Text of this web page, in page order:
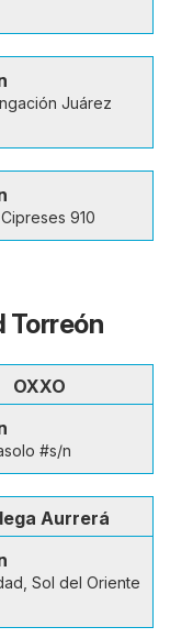
Juárez
910
Torreón
OXXO
#s/n
Aurrerá
Sol del Oriente